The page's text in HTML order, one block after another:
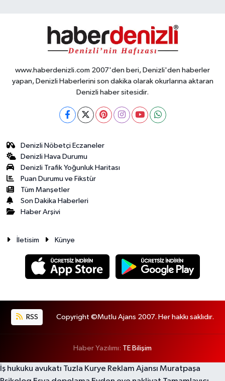
www.haberdenizli.com 2007'den beri, Denizli'den haberler
yapan, Denizli Haberlerini son dakika olarak okurlarına aktaran
Denizli haber sitesidir.
Denizli Nöbetçi Eczaneler
Denizli Hava Durumu
Denizli Trafik Yoğunluk Haritası
Puan Durumu ve Fikstür
Tüm Manşetler
Son Dakika Haberleri
Haber Arşivi
İletisim Künye
RSS Copyright ©Mutlu Ajans 2007. Her hakkı saklıdır.
Haber Yazılımı: TE Bilişim
İş hukuku avukatı Tuzla Kurye Reklam Ajansı Muratpaşa